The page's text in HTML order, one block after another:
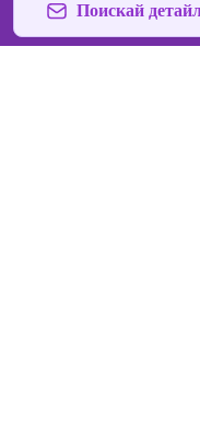
Поискай